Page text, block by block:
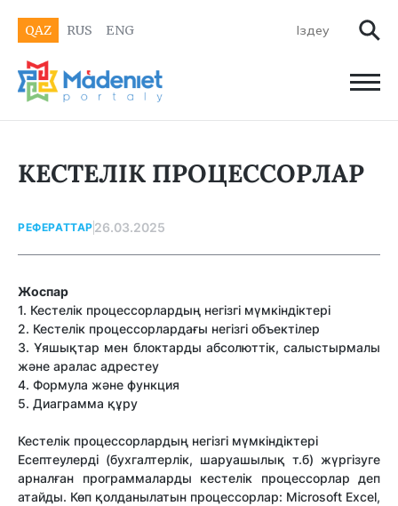
QAZ RUS ENG
КЕСТЕЛІК ПРОЦЕССОРЛАР
РЕФЕРАТТАР 26.03.2025
Жоспар
1. Кестелік процессорлардың негізгі мүмкіндіктері
2. Кестелік процессорлардағы негізгі объектілер
3. Ұяшықтар мен блоктарды абсолюттік, салыстырмалы
және аралас адрестеу
4. Формула және функция
5. Диаграмма құру
Кестелік процессорлардың негізгі мүмкіндіктері
Есептеулерді (бухгалтерлік, шаруашылық т.б) жүргізуге
арналған программаларды кестелік процессорлар деп
атайды. Көп қолданылатын процессорлар: Microsoft Excel,